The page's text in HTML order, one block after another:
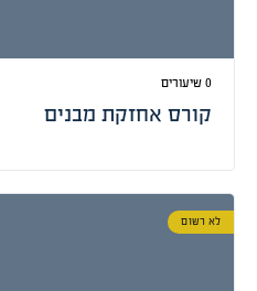
0 שיעורים
קורס אחזקת מבנים
לא רשום